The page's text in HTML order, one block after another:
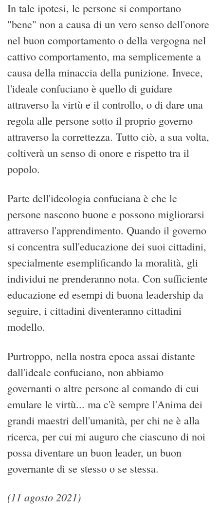
In tale ipotesi, le persone si comportano
"bene" non a causa di un vero senso dell'onore
nel buon comportamento o della vergogna nel
cattivo comportamento, ma semplicemente a
causa della minaccia della punizione. Invece,
l'ideale confuciano è quello di guidare
attraverso la virtù e il controllo, o di dare una
regola alle persone sotto il proprio governo
attraverso la correttezza. Tutto ciò, a sua volta,
coltiverà un senso di onore e rispetto tra il
popolo.
Parte dell'ideologia confuciana è che le
persone nascono buone e possono migliorarsi
attraverso l'apprendimento. Quando il governo
si concentra sull'educazione dei suoi cittadini,
specialmente esemplificando la moralità, gli
individui ne prenderanno nota. Con sufficiente
educazione ed esempi di buona leadership da
seguire, i cittadini diventeranno cittadini
modello.
Purtroppo, nella nostra epoca assai distante
dall'ideale confuciano, non abbiamo
governanti o altre persone al comando di cui
emulare le virtù... ma c'è sempre l'Anima dei
grandi maestri dell'umanità, per chi ne è alla
ricerca, per cui mi auguro che ciascuno di noi
possa diventare un buon leader, un buon
governante di se stesso o se stessa.
(11 agosto 2021)